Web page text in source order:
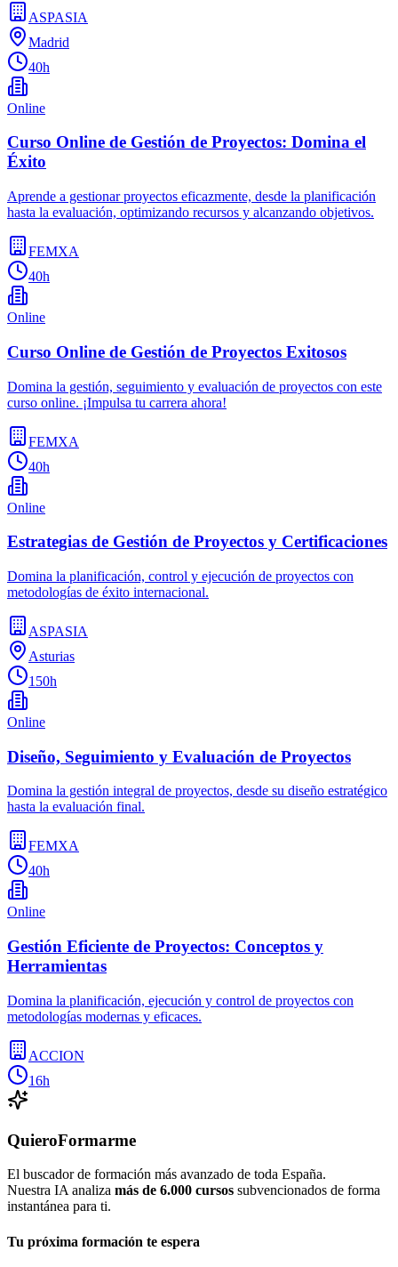
ASPASIA
Madrid
40h
Online
Curso Online de Gestión de Proyectos: Domina el
Éxito
Aprende a gestionar proyectos eficazmente, desde la planificación
hasta la evaluación, optimizando recursos y alcanzando objetivos.
FEMXA
40h
Online
Curso Online de Gestión de Proyectos Exitosos
Domina la gestión, seguimiento y evaluación de proyectos con este
curso online. ¡Impulsa tu carrera ahora!
FEMXA
40h
Online
Estrategias de Gestión de Proyectos y Certificaciones
Domina la planificación, control y ejecución de proyectos con
metodologías de éxito internacional.
ASPASIA
Asturias
150h
Online
Diseño, Seguimiento y Evaluación de Proyectos
Domina la gestión integral de proyectos, desde su diseño estratégico
hasta la evaluación final.
FEMXA
40h
Online
Gestión Eficiente de Proyectos: Conceptos y
Herramientas
Domina la planificación, ejecución y control de proyectos con
metodologías modernas y eficaces.
ACCION
16h
QuieroFormarme
El buscador de formación más avanzado de toda España.
Nuestra IA analiza más de 6.000 cursos subvencionados de forma
instantánea para ti.
Tu próxima formación te espera